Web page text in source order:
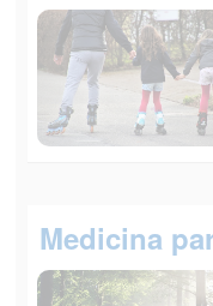
Medicina